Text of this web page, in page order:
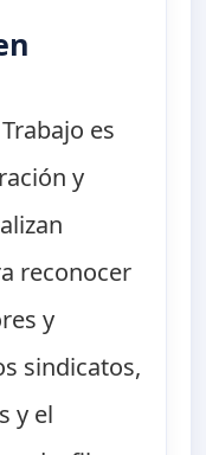
es
y
reconocer
y
sindicatos,
y el